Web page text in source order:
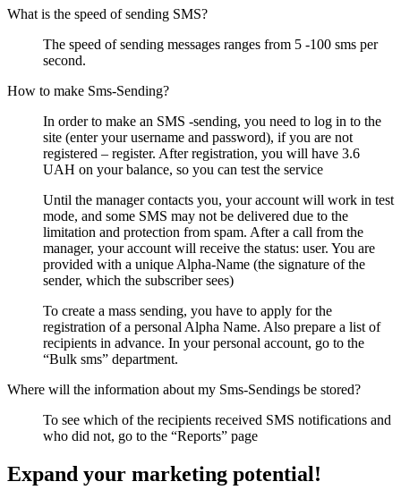
What is the speed of sending SMS?
The speed of sending messages ranges from 5 -100 sms per
second.
How to make Sms-Sending?
In order to make an SMS -sending, you need to log in to the
site (enter your username and password), if you are not
registered – register. After registration, you will have 3.6
UAH on your balance, so you can test the service
Until the manager contacts you, your account will work in test
mode, and some SMS may not be delivered due to the
limitation and protection from spam. After a call from the
manager, your account will receive the status: user. You are
provided with a unique Alpha-Name (the signature of the
sender, which the subscriber sees)
To create a mass sending, you have to apply for the
registration of a personal Alpha Name. Also prepare a list of
recipients in advance. In your personal account, go to the
“Bulk sms” department.
Where will the information about my Sms-Sendings be stored?
To see which of the recipients received SMS notifications and
who did not, go to the “Reports” page
Expand your marketing potential!